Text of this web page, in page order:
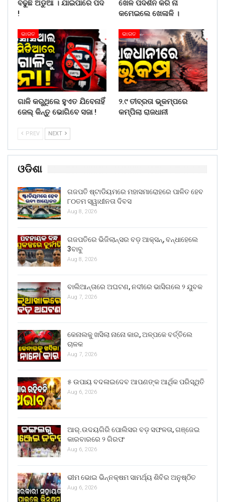
ବଢୁଛି ଅଡୁଆ । ଯାଇପାରେ ପଦ
!
ଖେଳ ପଦର୍ଶନ କରି ନା
କମେଇଲେ ଖେଳାଳି ।
ଭାରତ
ଗାଳି କରୁଥିଲେ ହୁଏତ ଯିବେନାହିଁ
ଜେଲ୍ କିନ୍ତୁ ଭୋଗିବେ ସଜା !
ଭାରତ
୨.୯ ତୀବ୍ରତା ଭୂକମ୍ପରେ
କମ୍ପିଲା ରାଜଧାନୀ
PREV NEXT
ଓଡିଶା
ଗଜପତି ଷ୍ଟାଡିୟମରେ ମହାସମାରୋହରେ ପାଳିତ ହେବ
୮୦ତମ ସ୍ୱାଧୀନତା ଦିବସ
Aug 8, 2026
ଗଜପତିରେ ଭିଜିଲାନ୍ସର ବଡ଼ ଆକ୍ସନ୍, ବନ୍ଧାହେଲେ
3ବାବୁ
Aug 8, 2026
ବାଲିଆନ୍ତାରେ ଅଘଟଣ, ନଦୀରେ ଭାସିଗଲେ ୨ ଯୁବକ
Aug 7, 2026
କେନାଲକୁ ଖସିଲା ନାନୋ କାର, ଅଳ୍ପକେ ବର୍ତ୍ତିଲେ
ଚାଳକ
Aug 7, 2026
୫ ଉପାୟ ବଦଳାଇଦେବ ଆପଣଙ୍କ ଆର୍ଥିକ ପରିସ୍ଥିତି
Aug 6, 2026
ଆର୍.ଉଦୟଗିରି ପୋଲିସର ବଡ଼ ସଫଳତା, ଗଞ୍ଜେଇ
କାରବାରରେ ୨ ଗିରଫ
Aug 6, 2026
ଭୀମ ଭୋଇ ଭିନ୍ନକ୍ଷମ ସାମର୍ଥ୍ୟ ଶିବିର ଅନୁଷ୍ଠିତ
Aug 6, 2026